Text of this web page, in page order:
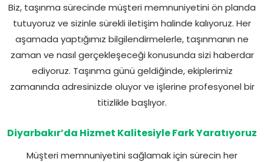
Biz, taşınma sürecinde müşteri memnuniyetini ön planda
tutuyoruz ve sizinle sürekli iletişim halinde kalıyoruz. Her
aşamada yaptığımız bilgilendirmelerle, taşınmanın ne
zaman ve nasıl gerçekleşeceği konusunda sizi haberdar
ediyoruz. Taşınma günü geldiğinde, ekiplerimiz
zamanında adresinizde oluyor ve işlerine profesyonel bir
titizlikle başlıyor.
Diyarbakır’da Hizmet Kalitesiyle Fark Yaratıyoruz
Müşteri memnuniyetini sağlamak için sürecin her